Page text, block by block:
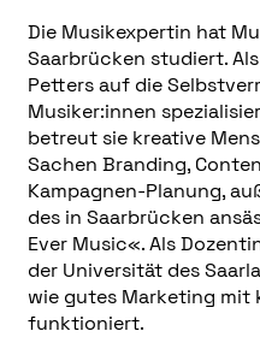
Die Musikexpertin hat
Saarbrücken studiert.
Petters auf die
Musiker:innen
betreut sie kreative
Sachen Branding,
Kampagnen-Planung,
des in Saarbrücken
Ever Music«. Als
der Universität des
wie gutes Marketing mit
funktioniert.